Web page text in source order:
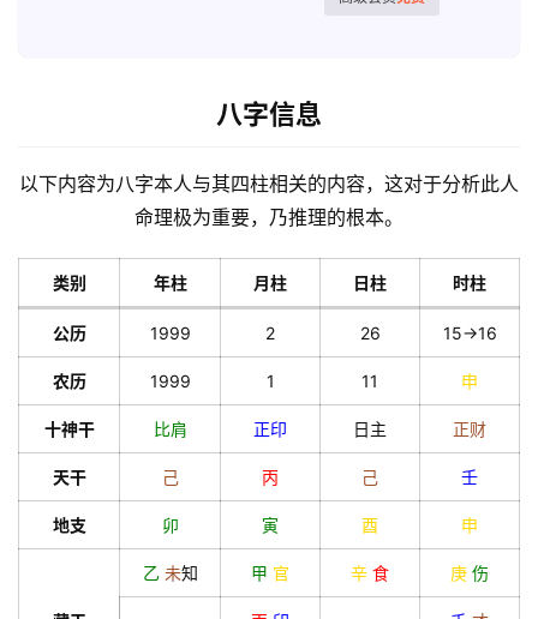
八字信息
以下内容为八字本人与其四柱相关的内容，这对于分析此人
命理极为重要，乃推理的根本。
类别 年柱 月柱 日柱 时柱
公历 1999 2 26 15->16
农历 1999 1 11 申
十神干 比肩 正印 日主 正财
天干 己 丙 己 壬
地支 卯 寅 酉 申
乙 未知 甲 官 辛 食 庚 伤